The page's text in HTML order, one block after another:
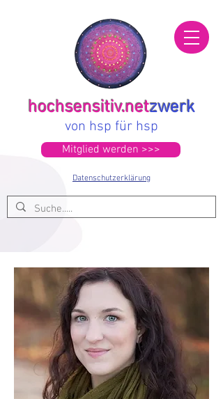
hochsensitiv.netzwerk
von hsp für hsp
Datenschutzerklärung
Mitglied werden >>>